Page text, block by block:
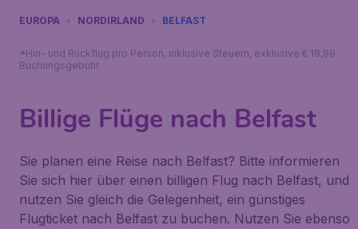
EUROPA NORDIRLAND BELFAST
*Hin- und Rückflug pro Person, inklusive Steuern, exklusive € 19,99
Buchungsgebühr.
Billige Flüge nach Belfast
Sie planen eine Reise nach Belfast? Bitte informieren
Sie sich hier über einen billigen Flug nach Belfast, und
nutzen Sie gleich die Gelegenheit, ein günstiges
Flugticket nach Belfast zu buchen. Nutzen Sie ebenso